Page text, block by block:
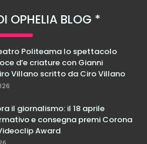
OPHELIA BLOG
Politeama lo spettacolo
d’e criature con Gianni
Villano scritto da Ciro Villano
il giornalismo: il 18 aprile
e consegna premi Corona
Award